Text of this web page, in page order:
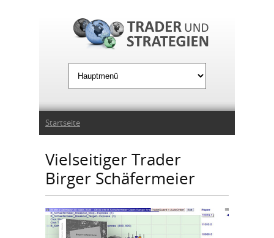
Sie sind hier
Startseite
Vielseitiger Trader
Birger Schäfermeier